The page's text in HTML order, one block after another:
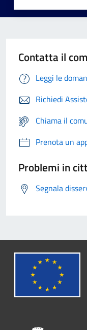
Contatta il
Leggi le
Richiedi
Chiama il
Prenota un
Problemi in
Segnala